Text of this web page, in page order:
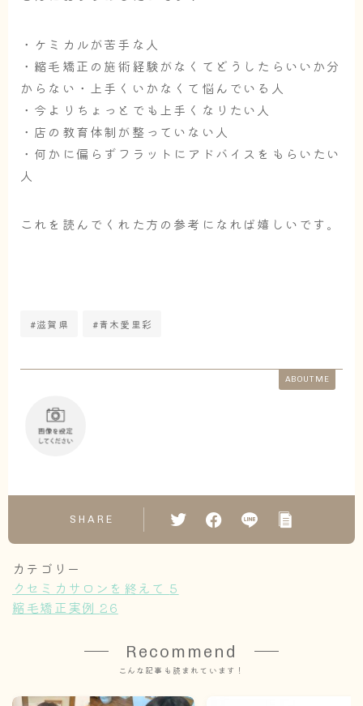
・ケミカルが苦手な人
・縮毛矯正の施術経験がなくてどうしたらいいか分
からない・上手くいかなくて悩んでいる人
・今よりちょっとでも上手くなりたい人
・店の教育体制が整っていない人
・何かに偏らずフラットにアドバイスをもらいたい
人
これを読んでくれた方の参考になれば嬉しいです。
#滋賀県 #青木愛里彩
ABOUT ME
SHARE
カテゴリー
クセミカサロンを終えて 5
縮毛矯正実例26
Recommend
こんな記事も読まれています！